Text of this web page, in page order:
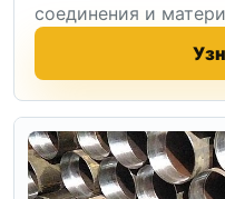
соединения и